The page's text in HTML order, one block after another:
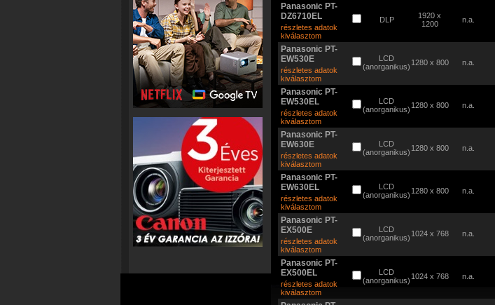
Panasonic PT-
DZ6710EL
részletes adatok
kiválasztom
DLP
1920 x
1200
n.a.
Panasonic PT-
EW530E
részletes adatok
kiválasztom
LCD
(anorganikus) 1280 x 800 n.a.
Panasonic PT-
EW530EL
részletes adatok
kiválasztom
LCD
(anorganikus) 1280 x 800 n.a.
Panasonic PT-
EW630E
részletes adatok
kiválasztom
LCD
(anorganikus) 1280 x 800 n.a.
Panasonic PT-
EW630EL
részletes adatok
kiválasztom
LCD
(anorganikus) 1280 x 800 n.a.
Panasonic PT-
EX500E
részletes adatok
kiválasztom
LCD
(anorganikus) 1024 x 768 n.a.
Panasonic PT-
EX500EL
részletes adatok
kiválasztom
LCD
(anorganikus) 1024 x 768 n.a.